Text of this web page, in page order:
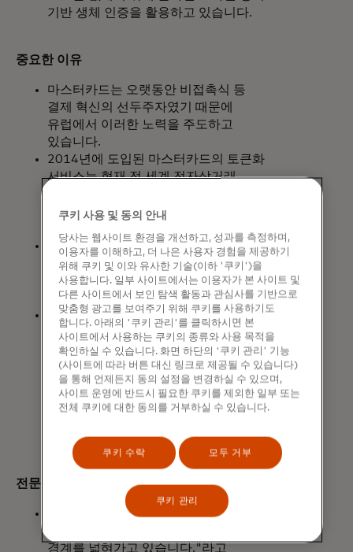
기반 생체 인증을 활용하고 있습니다.
중요한 이유
마스터카드는 오랫동안 비접촉식 등
결제 혁신의 선두주자였기 때문에
유럽에서 이러한 노력을 주도하고
있습니다.
2014년에 도입된 마스터카드의 토큰화
서비스는 현재 전 세계 전자상거래
50%씩(% ) 채택이 가속화되고
토큰화는 휴대폰이나 자동차 같은
일상적인 기술을 커머스 기기로
전환하는 데 도움을 주는 등 수많은 사용
사례와 이점을 제공합니다.
토큰화와 클릭 투 페이 및 결제 패스키를
통합하면 전체 생태계에 도움이 됩니다.
소비자는 더 빠르고 안전한 결제를
경험할 수 있습니다. 판매자는 매출
증가, 사기 방지, 승인률 증가를 경험할
수 있습니다. 또한 발행자는 지갑 최상위
있습니다.
전문가의 의견을 들어보세요:
"물리적 경험과 디지털 경험이 계속
경계를 넓혀가고 있습니다."라고
쿠키 사용 및 동의 안내
당사는 웹사이트 환경을 개선하고, 성과를 측정하며,
이용자를 이해하고, 더 나은 사용자 경험을 제공하기
위해 쿠키 및 이와 유사한 기술(이하 '쿠키')을
사용합니다. 일부 사이트에서는 이용자가 본 사이트 및
다른 사이트에서 보인 탐색 활동과 관심사를 기반으로
맞춤형 광고를 보여주기 위해 쿠키를 사용하기도
합니다. 아래의 '쿠키 관리'를 클릭하시면 본
사이트에서 사용하는 쿠키의 종류와 사용 목적을
확인하실 수 있습니다. 화면 하단의 '쿠키 관리' 기능
(사이트에 따라 버튼 대신 링크로 제공될 수 있습니다)
을 통해 언제든지 동의 설정을 변경하실 수 있으며,
사이트 운영에 반드시 필요한 쿠키를 제외한 일부 또는
전체 쿠키에 대한 동의를 거부하실 수 있습니다.
쿠키 수락 모두 거부
쿠키 관리